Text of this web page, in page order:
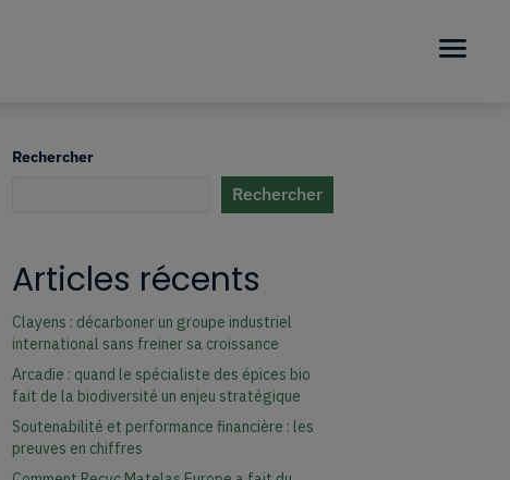
Rechercher
Rechercher
Articles récents
Clayens : décarboner un groupe industriel
international sans freiner sa croissance
Arcadie : quand le spécialiste des épices bio
fait de la biodiversité un enjeu stratégique
Soutenabilité et performance financière : les
preuves en chiffres